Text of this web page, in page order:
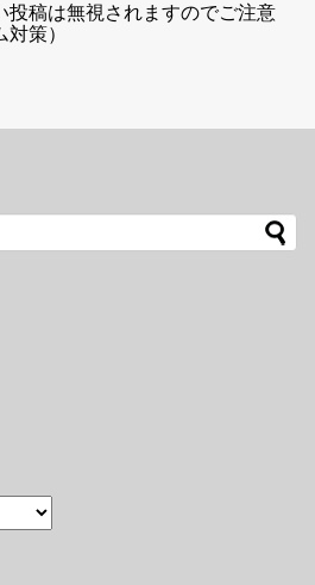
投稿は無視されますのでご注意
策）